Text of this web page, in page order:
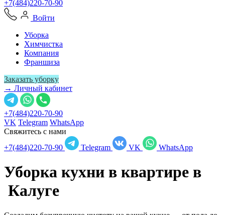
+7(484)220-70-90
Войти
Уборка
Химчистка
Компания
Франшиза
Заказать уборку
→ Личный кабинет
+7(484)220-70-90
VK Telegram WhatsApp
Свяжитесь с нами
+7(484)220-70-90
Telegram VK WhatsApp
Уборка кухни в квартире в
Калуге